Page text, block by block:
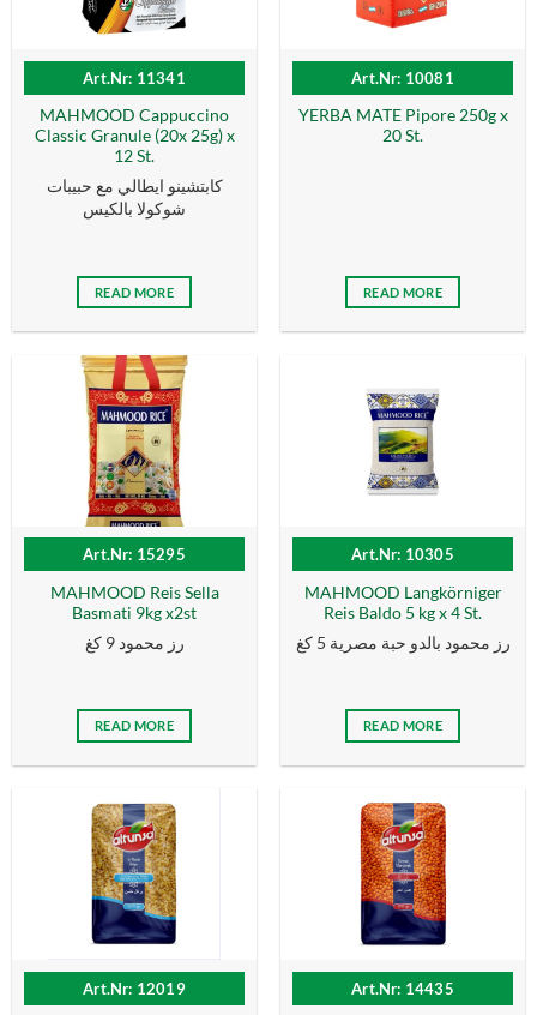
Art.Nr: 11341
MAHMOOD Cappuccino
Classic Granule (20x 25g) x
12 St.
كابتشينو ايطالي مع حبيبات
شوكولا بالكيس
READ MORE
Art.Nr: 10081
YERBA MATE Pipore 250g x
20 St.
READ MORE
Art.Nr: 15295
MAHMOOD Reis Sella
Basmati 9kg x2st
رز محمود 9 كغ
READ MORE
Art.Nr: 10305
MAHMOOD Langkörniger
Reis Baldo 5 kg x 4 St.
رز محمود بالدو حبة مصرية 5 كغ
READ MORE
Art.Nr: 12019
Art.Nr: 14435